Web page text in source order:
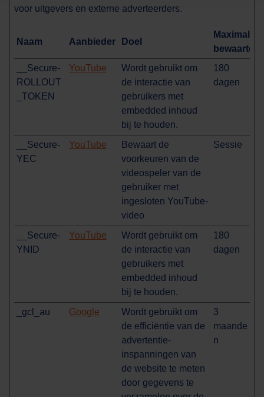
voor uitgevers en externe adverteerders.
Naam Aanbieder Doel
Maximale
__Secure-
ROLLOUT
_TOKEN
YouTube
Wordt gebruikt om
de interactie van
gebruikers met
embedded inhoud
bij te houden.
180
dagen
__Secure-
YEC
YouTube
Bewaart de
voorkeuren van de
videospeler van de
gebruiker met
ingesloten YouTube-
video
Sessie
__Secure-
YNID
YouTube
Wordt gebruikt om
de interactie van
gebruikers met
embedded inhoud
bij te houden.
180
dagen
_gcl_au Google
Wordt gebruikt om
de efficiëntie van de
advertentie-
inspanningen van
de website te meten
door gegevens te
3
maande
n